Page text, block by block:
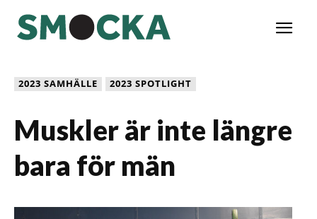
2023 SAMHÄLLE 2023 SPOTLIGHT
Muskler är inte längre
bara för män